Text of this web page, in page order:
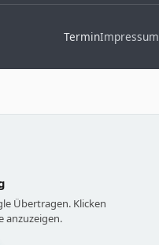
TerminImpressum
Übertragen. Klicken
anzuzeigen.